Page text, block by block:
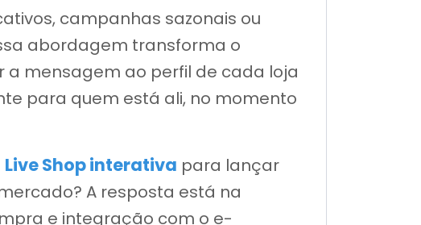
campanhas sazonais ou
abordagem transforma o
a mensagem ao perfil de cada loja
para quem está ali, no momento
Live Shop interativa para lançar
A resposta está na
e integração com o e-